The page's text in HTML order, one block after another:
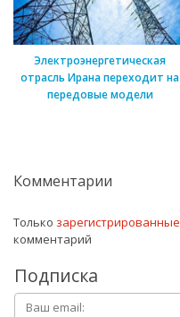
Электроэнергетическая
отрасль Ирана переходит на
передовые модели
Комментарии
Только зарегистрированные
комментарий
Подписка